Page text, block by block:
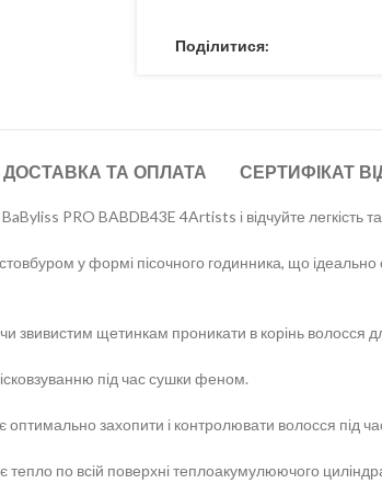
Поділитися:
ДОСТАВКА ТА ОПЛАТА СЕРТИФІКАТ
PRO BABDB43E 4Artists і відчуйте легкість та
у формі пісочного годинника, що
звивистим щетинкам проникати в корінь волосся
під час сушки феном.
захопити і контролювати волосся під
по всій поверхні теплоакумулюючого